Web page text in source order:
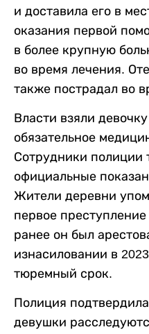
и доставила его в
оказания первой
в более крупную
во время лечения.
также пострадал во
Власти взяли
обязательное
Сотрудники полиции
официальные
Жители деревни
первое
ранее он был
изнасиловании в
тюремный срок.
Полиция
девушки